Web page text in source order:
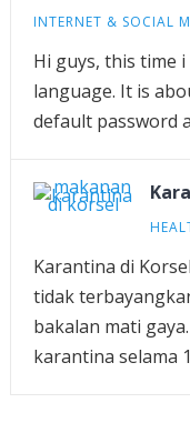
INTERNET & SOCIAL
Hi guys, this time
language. It is
default password
Karantina di
tidak
bakalan mati
karantina selama